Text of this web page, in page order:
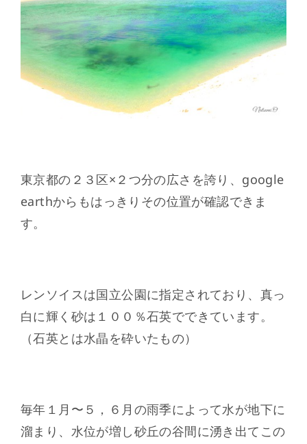
東京都の２３区×２つ分の広さを誇り、google
earthからもはっきりその位置が確認できま
す。
レンソイスは国立公園に指定されており、真っ
白に輝く砂は１００％石英でできています。
（石英とは水晶を砕いたもの）
毎年１月〜５，６月の雨季によって水が地下に
溜まり、水位が増し砂丘の谷間に湧き出てこの